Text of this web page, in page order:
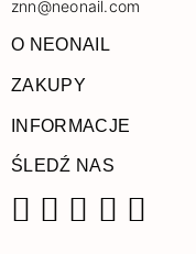
znn@neonail.com
O NEONAIL
ZAKUPY
INFORMACJE
ŚLEDŹ NAS